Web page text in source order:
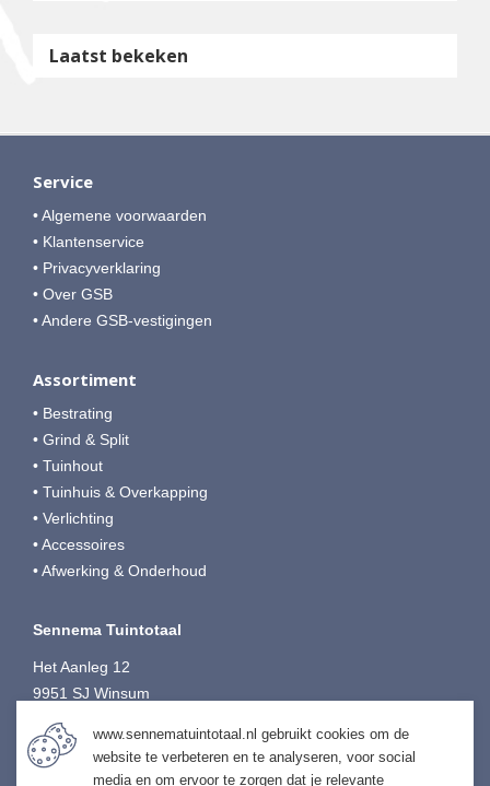
Laatst bekeken
Service
• Algemene voorwaarden
• Klantenservice
• Privacyverklaring
• Over GSB
• Andere GSB-vestigingen
Assortiment
• Bestrating
• Grind & Split
• Tuinhout
• Tuinhuis & Overkapping
• Verlichting
• Accessoires
• Afwerking & Onderhoud
Sennema Tuintotaal
Het Aanleg 12
9951 SJ Winsum
0595-749080
E: tuintotaal@sennema-groep.nl
I:sennematuintotaal.nl
www.sennematuintotaal.nl gebruikt cookies om de
website te verbeteren en te analyseren, voor social
media en om ervoor te zorgen dat je relevante